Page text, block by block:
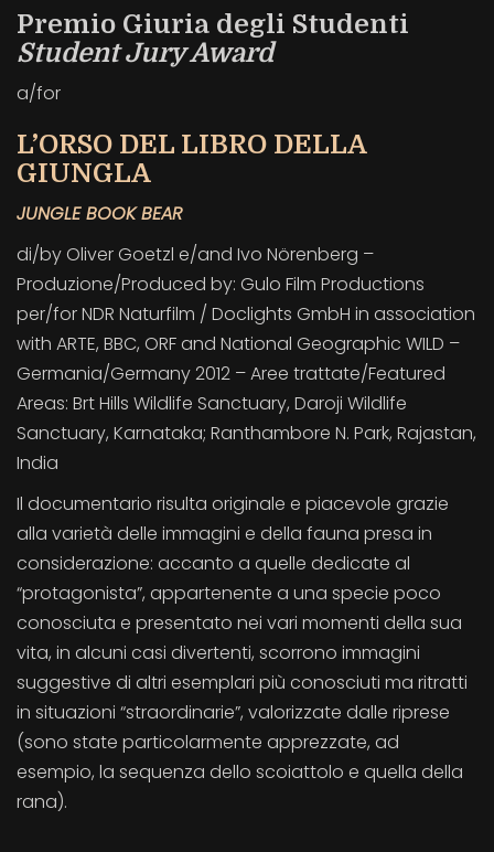
Premio Giuria degli Studenti
Student Jury Award
a/for
L’ORSO DEL LIBRO DELLA
GIUNGLA
JUNGLE BOOK BEAR
di/by Oliver Goetzl e/and Ivo Nörenberg –
Produzione/Produced by: Gulo Film Productions
per/for NDR Naturfilm / Doclights GmbH in association
with ARTE, BBC, ORF and National Geographic WILD –
Germania/Germany 2012 – Aree trattate/Featured
Areas: Brt Hills Wildlife Sanctuary, Daroji Wildlife
Sanctuary, Karnataka; Ranthambore N. Park, Rajastan,
India
Il documentario risulta originale e piacevole grazie
alla varietà delle immagini e della fauna presa in
considerazione: accanto a quelle dedicate al
“protagonista”, appartenente a una specie poco
conosciuta e presentato nei vari momenti della sua
vita, in alcuni casi divertenti, scorrono immagini
suggestive di altri esemplari più conosciuti ma ritratti
in situazioni “straordinarie”, valorizzate dalle riprese
(sono state particolarmente apprezzate, ad
esempio, la sequenza dello scoiattolo e quella della
rana).